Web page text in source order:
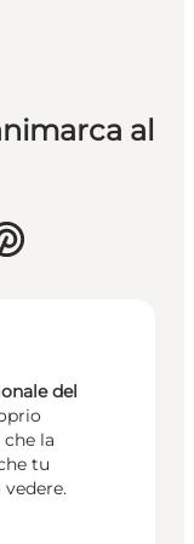
al
del
la
tu